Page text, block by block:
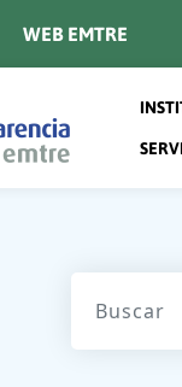
WEB EMTRE